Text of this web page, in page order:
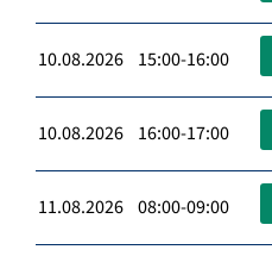
10.08.2026 15:00-16:00
10.08.2026 16:00-17:00
11.08.2026 08:00-09:00